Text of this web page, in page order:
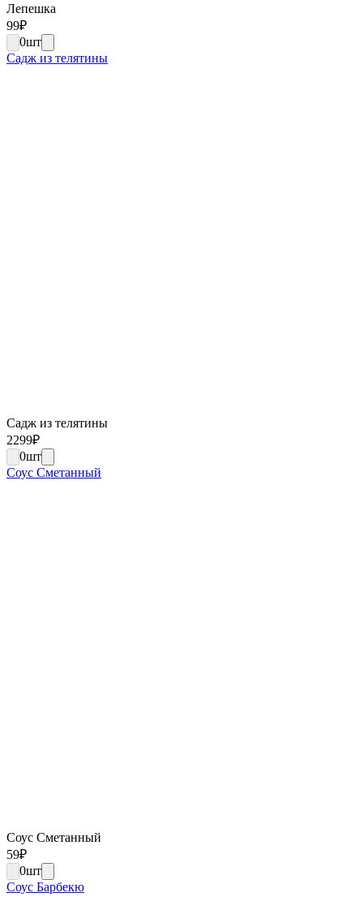
Лепешка
99₽
0шт
Садж из телятины
Садж из телятины
2299₽
0шт
Соус Сметанный
Соус Сметанный
59₽
0шт
Соус Барбекю